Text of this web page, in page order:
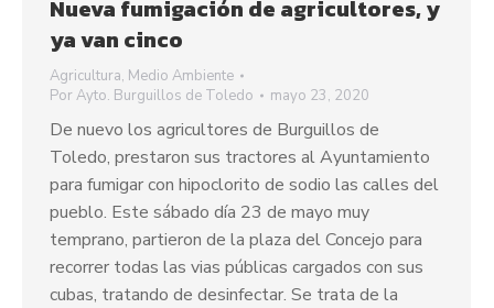
Nueva fumigación de agricultores, y
ya van cinco
Agricultura, Medio Ambiente
PorAyto. Burguillos de Toledo mayo 23, 2020
De nuevo los agricultores de Burguillos de
Toledo, prestaron sus tractores al Ayuntamiento
para fumigar con hipoclorito de sodio las calles del
pueblo. Este sábado día 23 de mayo muy
temprano, partieron de la plaza del Concejo para
recorrer todas las vias públicas cargados con sus
cubas, tratando de desinfectar. Se trata de la